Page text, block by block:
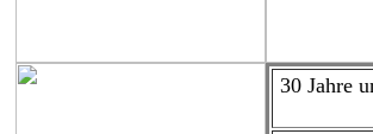
30 Jahre